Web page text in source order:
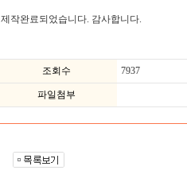
제작완료되었습니다. 감사합니다.
조회수 7937
파일첨부